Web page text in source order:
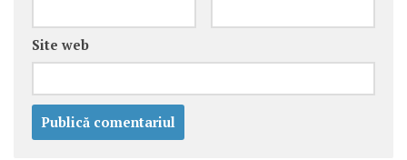
Site web